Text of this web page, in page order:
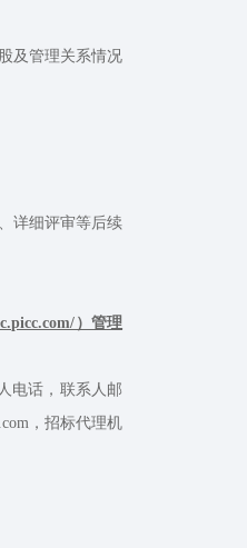
及管理关系情况
详细评审等后续
）管理
电话，联系人邮
，招标代理机